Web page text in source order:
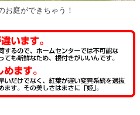
お庭ができちゃう！